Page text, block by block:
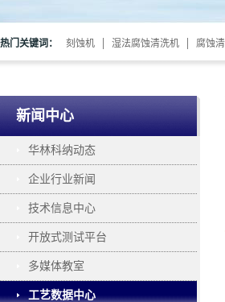
热门关键词： 刻蚀机 湿法腐蚀清洗机 腐蚀
新闻中心
华林科纳动态
企业行业新闻
技术信息中心
开放式测试平台
多媒体教室
工艺数据中心